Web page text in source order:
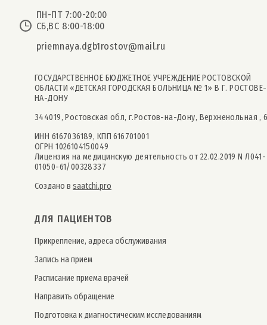
ПН-ПТ 7:00-20:00
СБ,ВС 8:00-18:00
priemnaya.dgb1rostov@mail.ru
ГОСУДАРСТВЕННОЕ БЮДЖЕТНОЕ УЧРЕЖДЕНИЕ РОСТОВСКОЙ
ОБЛАСТИ «ДЕТСКАЯ ГОРОДСКАЯ БОЛЬНИЦА № 1» В Г. РОСТОВЕ-
НА-ДОНУ
344019, Ростовская обл, г.Ростов-на-Дону, Верхненольная ,
ИНН 6167036189, КПП 616701001
ОГРН 1026104150049
Лицензия на медицинскую деятельность от 22.02.2019 N Л041-
01050-61/00328337
Создано в saatchi.pro
ДЛЯ ПАЦИЕНТОВ
Прикрепление, адреса обслуживания
Запись на прием
Расписание приема врачей
Направить обращение
Подготовка к диагностическим исследованиям